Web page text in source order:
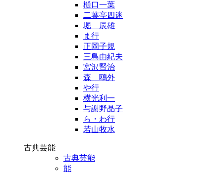
樋口一葉
二葉亭四迷
堀 辰雄
ま行
正岡子規
三島由紀夫
宮沢賢治
森 鴎外
や行
横光利一
与謝野晶子
ら・わ行
若山牧水
古典芸能
古典芸能
能